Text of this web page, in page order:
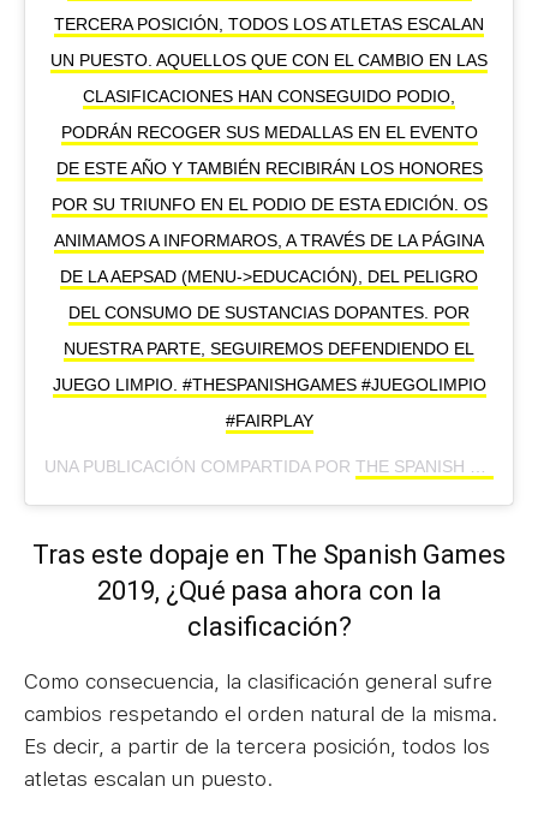
TERCERA POSICIÓN, TODOS LOS ATLETAS ESCALAN
UN PUESTO. AQUELLOS QUE CON EL CAMBIO EN LAS
CLASIFICACIONES HAN CONSEGUIDO PODIO,
PODRÁN RECOGER SUS MEDALLAS EN EL EVENTO
DE ESTE AÑO Y TAMBIÉN RECIBIRÁN LOS HONORES
POR SU TRIUNFO EN EL PODIO DE ESTA EDICIÓN. OS
ANIMAMOS A INFORMAROS, A TRAVÉS DE LA PÁGINA
DE LA AEPSAD (MENU->EDUCACIÓN), DEL PELIGRO
DEL CONSUMO DE SUSTANCIAS DOPANTES. POR
NUESTRA PARTE, SEGUIREMOS DEFENDIENDO EL
JUEGO LIMPIO. #THESPANISHGAMES #JUEGOLIMPIO
#FAIRPLAY
UNA PUBLICACIÓN COMPARTIDA POR THE SPANISH GAMES
Tras este dopaje en The Spanish Games
2019, ¿Qué pasa ahora con la
clasificación?
Como consecuencia, la clasificación general sufre
cambios respetando el orden natural de la misma.
Es decir, a partir de la tercera posición, todos los
atletas escalan un puesto.